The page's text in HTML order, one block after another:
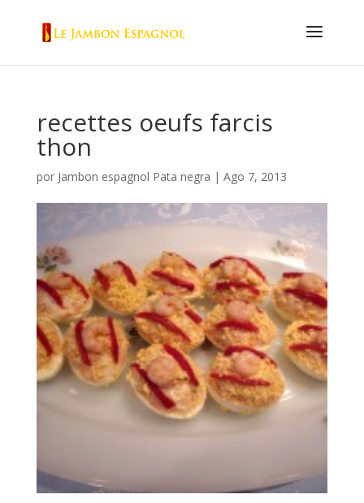
recettes oeufs farcis
thon
por Jambon espagnol Pata negra | Ago 7, 2013